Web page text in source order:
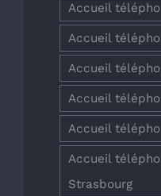
Accueil
Accueil
Accueil
Accueil
Accueil
Accueil
Strasbourg